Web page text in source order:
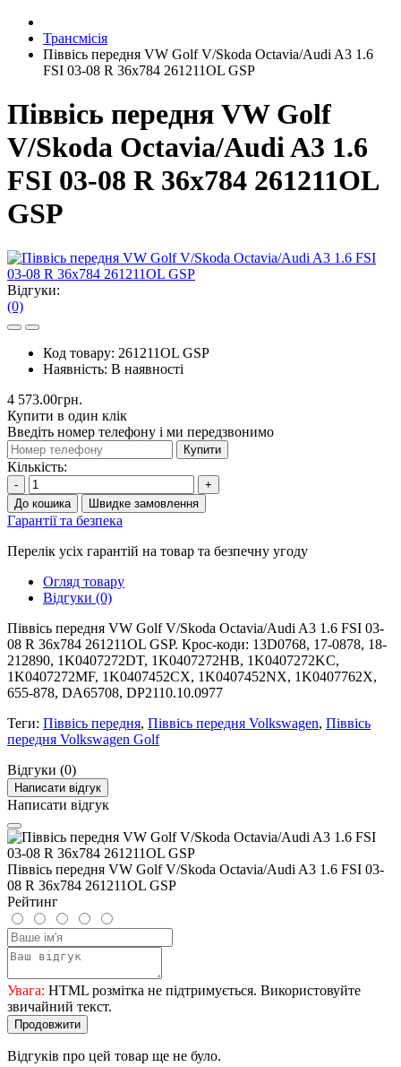
Трансмісія
Піввісь передня VW Golf V/Skoda Octavia/Audi A3 1.6
FSI 03-08 R 36x784 261211OL GSP
Піввісь передня VW Golf
V/Skoda Octavia/Audi A3 1.6
FSI 03-08 R 36x784 261211OL
GSP
Відгуки:
(0)
Код товару: 261211OL GSP
Наявність: В наявності
4 573.00грн.
Купити в один клік
Введіть номер телефону і ми передзвонимо
Купити
Кількість:
-
+
До кошика
Швидке замовлення
Гарантії та безпека
Перелік усіх гарантій на товар та безпечну угоду
Огляд товару
Відгуки (0)
Піввісь передня VW Golf V/Skoda Octavia/Audi A3 1.6 FSI 03-
08 R 36x784 261211OL GSP. Крос-коди: 13D0768, 17-0878, 18-
212890, 1K0407272DT, 1K0407272HB, 1K0407272KC,
1K0407272MF, 1K0407452CX, 1K0407452NX, 1K0407762X,
655-878, DA65708, DP2110.10.0977
Теги: Піввісь передня, Піввісь передня Volkswagen, Піввісь
передня Volkswagen Golf
Відгуки (0)
Написати відгук
Написати відгук
Піввісь передня VW Golf V/Skoda Octavia/Audi A3 1.6 FSI 03-
08 R 36x784 261211OL GSP
Рейтинг
Увага: HTML розмітка не підтримується. Використовуйте
звичайний текст.
Продовжити
Відгуків про цей товар ще не було.